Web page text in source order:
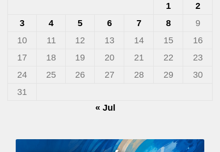
1
2
3
4 5 6 7 8
9
10
11 12 13 14 15
16
17
18 19 20 21 22
23
24
25 26 27 28 29
30
31
« Jul